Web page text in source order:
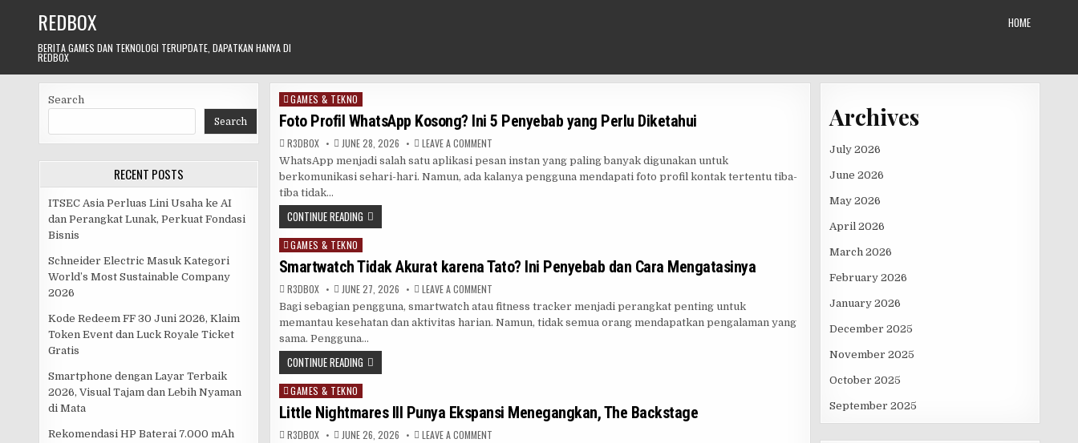
REDBOX
BERITA GAMES DAN TEKNOLOGI TERUPDATE, DAPATKAN HANYA DI
REDBOX
HOME
Search
Search
RECENT POSTS
ITSEC Asia Perluas Lini Usaha ke AI
dan Perangkat Lunak, Perkuat Fondasi
Bisnis
Schneider Electric Masuk Kategori
World’s Most Sustainable Company
2026
Kode Redeem FF 30 Juni 2026, Klaim
Token Event dan Luck Royale Ticket
Gratis
Smartphone dengan Layar Terbaik
2026, Visual Tajam dan Lebih Nyaman
di Mata
Rekomendasi HP Baterai 7.000 mAh
Posted
in
GAMES & TEKNO
Foto Profil WhatsApp Kosong? Ini 5 Penyebab yang Perlu Diketahui
R3DB0X JUNE 28, 2026 LEAVE A COMMENTON
PROFIL
WHATSAPP
KOSONG?
WhatsApp menjadi salah satu aplikasi pesan instan yang paling banyak digunakan untuk
berkomunikasi sehari-hari. Namun, ada kalanya pengguna mendapati foto profil kontak tertentu tiba-
tiba tidak…
CONTINUE READING
Posted
in
GAMES & TEKNO
Smartwatch Tidak Akurat karena Tato? Ini Penyebab dan Cara Mengatasinya
R3DB0X JUNE 27, 2026 LEAVE A COMMENTON
TIDAK
AKURAT
KARENA
Bagi sebagian pengguna, smartwatch atau fitness tracker menjadi perangkat penting untuk
memantau kesehatan dan aktivitas harian. Namun, tidak semua orang mendapatkan pengalaman yang
sama. Pengguna…
CONTINUE READING
Posted
in
GAMES & TEKNO
Little Nightmares III Punya Ekspansi Menegangkan, The Backstage
R3DB0X JUNE 26, 2026 LEAVE A COMMENTON
Archives
July 2026
June 2026
May 2026
April 2026
March 2026
February 2026
January 2026
December 2025
November 2025
October 2025
September 2025